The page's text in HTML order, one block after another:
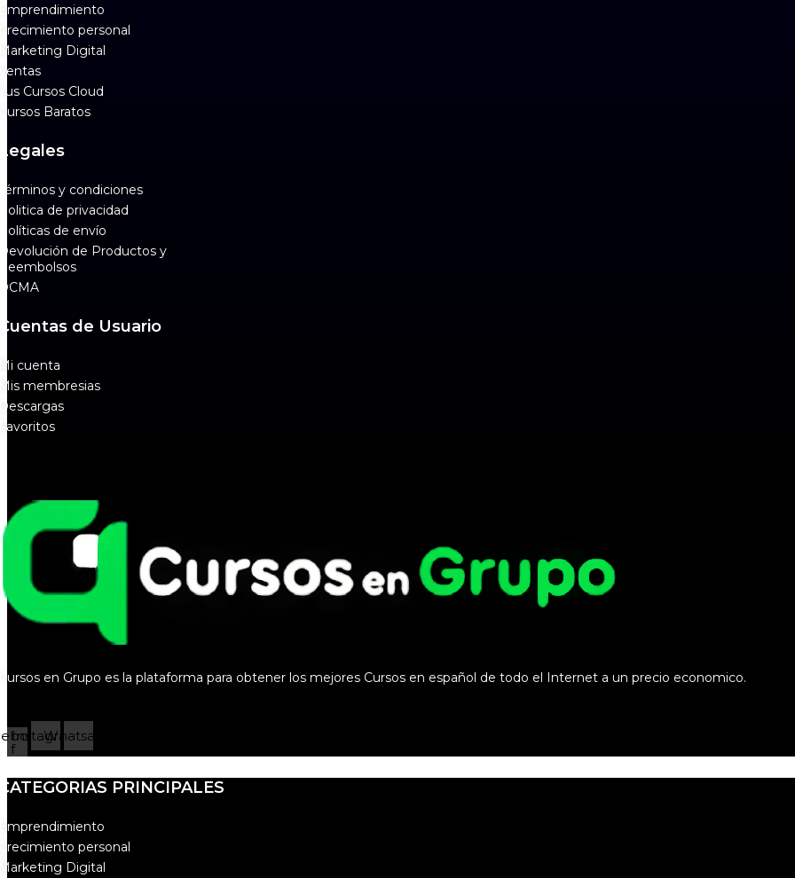
personal
Digital
Cursos Cloud
Baratos
y condiciones
de privacidad
de envío
de Productos y
de Usuario
cuenta
membresias
en Grupo es la plataforma para obtener los mejores Cursos en español de todo el Internet a un precio economico.
f
Instagram
Whatsapp
PRINCIPALES
personal
Digital